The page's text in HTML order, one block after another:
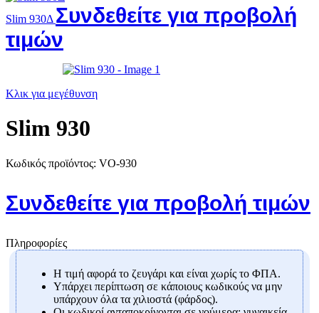
Slim 930Δ Συνδεθείτε για προβολή
τιμών
Κλικ για μεγέθυνση
Slim 930
Κωδικός προϊόντος: VO-930
Συνδεθείτε για προβολή τιμών
Πληροφορίες
Η τιμή αφορά το ζευγάρι και είναι χωρίς το ΦΠΑ.
Υπάρχει περίπτωση σε κάποιους κωδικούς να μην
υπάρχουν όλα τα χιλιοστά (φάρδος).